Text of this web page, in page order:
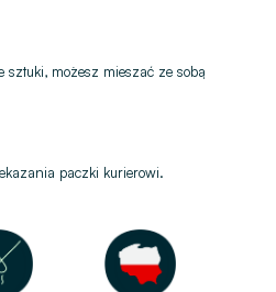
sztuki, możesz mieszać ze sobą
paczki kurierowi.